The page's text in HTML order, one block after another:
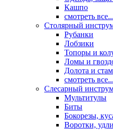
Кашпо
смотреть все...
Столярный
Рубанки
Лобзики
Топоры и
Ломы и
Долота и
смотреть все...
Слесарный
Мультитулы
Биты
Бокорезы,
Воротки,